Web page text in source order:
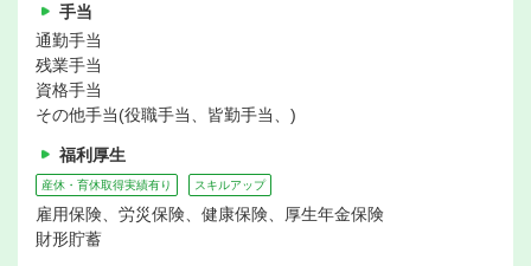
手当
通勤手当
残業手当
資格手当
その他手当(役職手当、皆勤手当、)
福利厚生
産休・育休取得実績有り スキルアップ
雇用保険、労災保険、健康保険、厚生年金保険
財形貯蓄